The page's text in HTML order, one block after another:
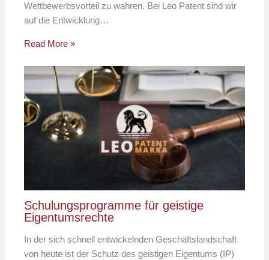
Wettbewerbsvorteil zu wahren. Bei Leo Patent sind wir
auf die Entwicklung…
Read More »
Schulungsprogramme für geistige
Eigentumsrechte
In der sich schnell entwickelnden Geschäftslandschaft
von heute ist der Schutz des geistigen Eigentums (IP)